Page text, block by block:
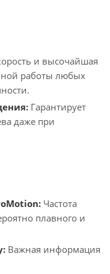
и высочайшая
работы любых
Гарантирует
даже при
Частота
плавного и
Важная информация